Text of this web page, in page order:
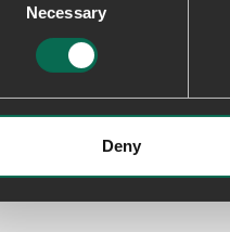
Necessary
Deny